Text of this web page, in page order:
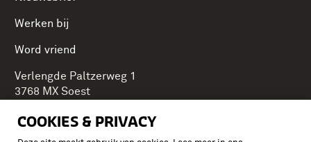
COOKIES & PRIVACY
Werken bij
Word vriend
Verlengde Paltzerweg 1
3768 MX Soest